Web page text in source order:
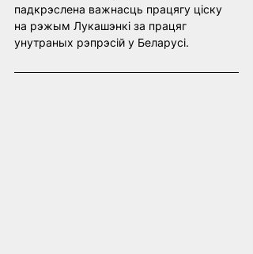
падкрэслена важнасць працягу ціску
на рэжым Лукашэнкі за працяг
унутраных рэпрэсій у Беларусі.